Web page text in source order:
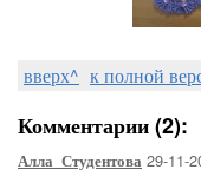
вверх^ к полной
Комментарии (2):
Алла_Студентова 29-11-